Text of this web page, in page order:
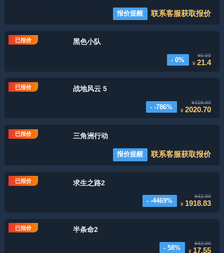
报价提醒 联系客服获取报价
已报价 黑色小队
- 0%
¥0.00
¥21.4
已报价 战地风云 5
- -786%
¥228.00
¥2020.70
已报价 三角洲行动
报价提醒 联系客服获取报价
已报价 求生之路2
- -4469%
¥42.00
¥ 1918.83
已报价 半条命2
- 58%
¥42.00
¥ 17.55